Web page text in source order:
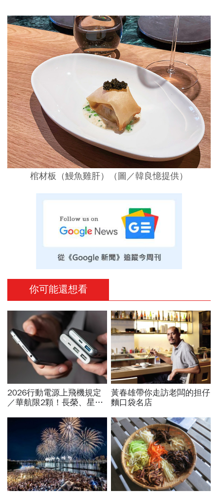
棺材板（鰻魚雞肝）（圖／韓良憶提供）
你可能還想看
2026行動電源上飛機規定
／華航限2顆！長榮、星
帶幾個、托運還隨身手提？
黃春雄帶你走訪老闆的担仔
麵口袋名店